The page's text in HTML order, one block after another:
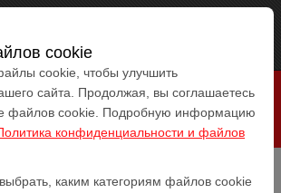
- In Google Play
cookie
cookie, чтобы улучшить
сайта. Продолжая, вы соглашаетесь
файлов cookie. Подробную информацию
конфиденциальности и файлов
каким категориям файлов cookie